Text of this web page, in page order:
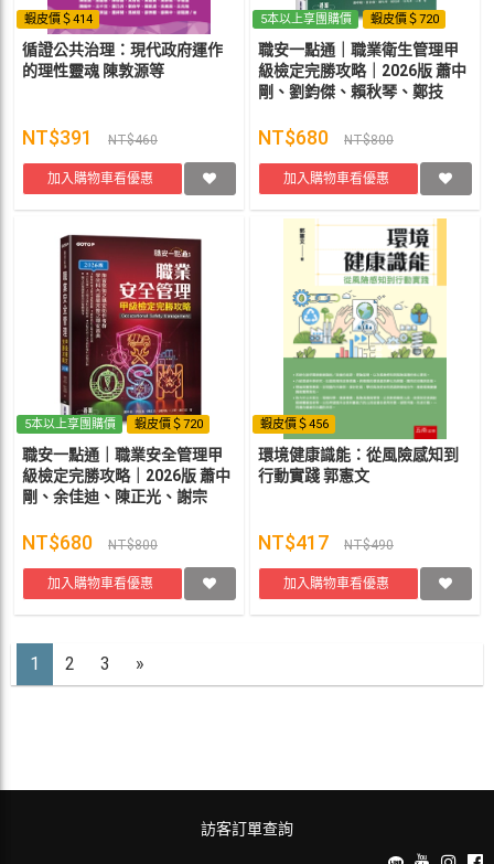
蝦皮價＄414
循證公共治理：現代政府運作
的理性靈魂 陳敦源等
NT$391 NT$460
加入購物車看優惠
5本以上享團購價 蝦皮價＄720
職安一點通｜職業衛生管理甲
級檢定完勝攻略｜2026版 蕭中
剛、劉鈞傑、賴秋琴、鄭技
NT$680 NT$800
加入購物車看優惠
5本以上享團購價 蝦皮價＄720
職安一點通｜職業安全管理甲
級檢定完勝攻略｜2026版 蕭中
剛、余佳迪、陳正光、謝宗
NT$680 NT$800
加入購物車看優惠
蝦皮價＄456
環境健康識能：從風險感知到
行動實踐 郭憲文
NT$417 NT$490
加入購物車看優惠
1 2 3 »
訪客訂單查詢